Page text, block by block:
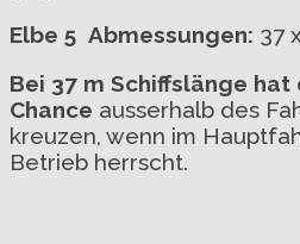
Elbe 5 Abmessungen: 37
Bei 37 m Schiffslänge hat
Chance ausserhalb des
kreuzen, wenn im
Betrieb herrscht.